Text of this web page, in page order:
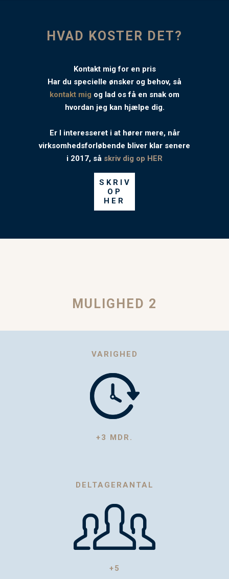
HVAD KOSTER DET?
Kontakt mig for en pris
Har du specielle ønsker og behov, så
kontakt mig og lad os få en snak om
hvordan jeg kan hjælpe dig.
Er I interesseret i at hører mere, når
virksomhedsforløbende bliver klar senere
i 2017, så skriv dig op HER
SKRIV
OP
HER
MULIGHED 2
VARIGHED
+3 MDR.
DELTAGERANTAL
+5